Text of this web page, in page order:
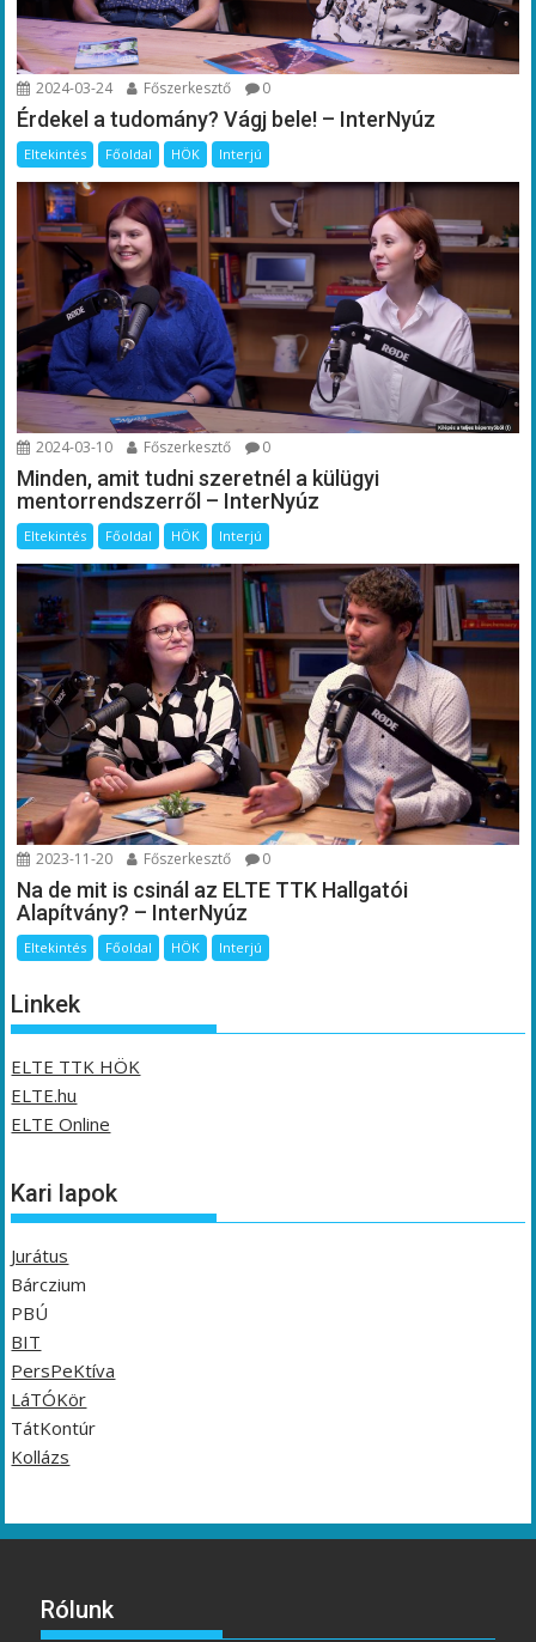
2024-03-24 Főszerkesztő 0
Érdekel a tudomány? Vágj bele! – InterNyúz
Eltekintés Főoldal HÖK Interjú
2024-03-10 Főszerkesztő 0
Minden, amit tudni szeretnél a külügyi
mentorrendszerről – InterNyúz
Eltekintés Főoldal HÖK Interjú
2023-11-20 Főszerkesztő 0
Na de mit is csinál az ELTE TTK Hallgatói
Alapítvány? – InterNyúz
Eltekintés Főoldal HÖK Interjú
Linkek
ELTE TTK HÖK
ELTE.hu
ELTE Online
Kari lapok
Jurátus
Bárczium
PBÚ
BIT
PersPeKtíva
LáTÓKör
TátKontúr
Kollázs
Rólunk